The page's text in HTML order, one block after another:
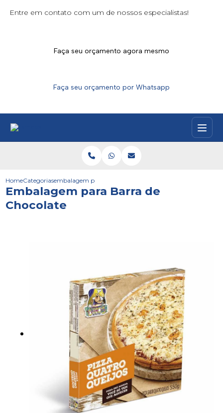
Entre em contato com um de nossos especialistas!
Faça seu orçamento agora mesmo
Faça seu orçamento por Whatsapp
HomeCategoriasembalagem para barra de chocolate
Embalagem para Barra de
Chocolate